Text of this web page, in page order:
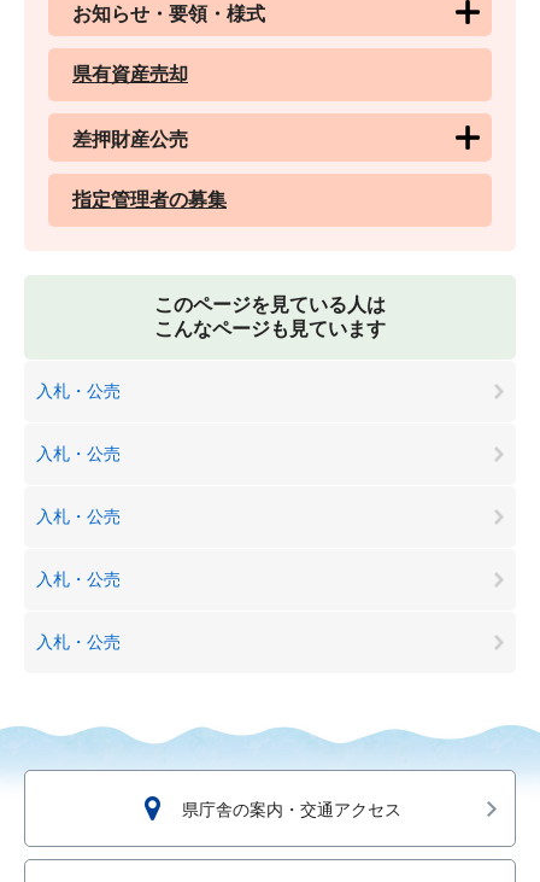
お知らせ・要領・様式
県有資産売却
差押財産公売
指定管理者の募集
このページを見ている人は
こんなページも見ています
入札・公売
入札・公売
入札・公売
入札・公売
入札・公売
県庁舎の案内・交通アクセス